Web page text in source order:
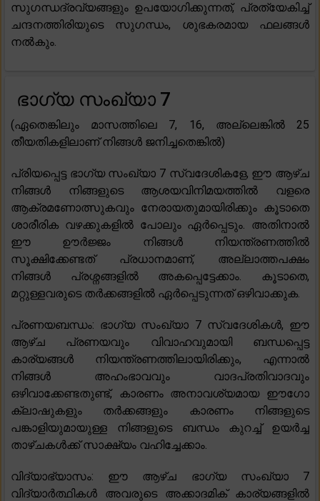
സുഗന്ധദ്രവ്യങ്ങളും ഉപയോഗിക്കുന്നത്, പ്രത്യേകിച്ച്
ചന്ദനത്തിരിയുടെ സുഗന്ധം, ശുഭകരമായ ഫലങ്ങൾ
നൽകും.
ഭാഗ്യ സംഖ്യാ 7
(ഏതെങ്കിലും മാസത്തിലെ 7, 16, അല്ലെങ്കിൽ 25
തീയതികളിലാണ് നിങ്ങൾ ജനിച്ചതെങ്കിൽ)
പ്രിയപ്പെട്ട ഭാഗ്യ സംഖ്യാ 7 സ്വദേശികളേ, ഈ ആഴ്ച
നിങ്ങൾ നിങ്ങളുടെ ആശയവിനിമയത്തിൽ വളരെ
ആക്രമണോത്സുകവും നേരായതുമായിരിക്കും കൂടാതെ
ശാരീരിക വഴക്കുകളിൽ പോലും ഏർപ്പെടും. അതിനാൽ
ഈ ഊർജ്ജം നിങ്ങൾ നിയന്ത്രണത്തിൽ
സൂക്ഷിക്കേണ്ടത് പ്രധാനമാണ്, അല്ലാത്തപക്ഷം
നിങ്ങൾ പ്രശ്നങ്ങളിൽ അകപ്പെട്ടേക്കാം. കൂടാതെ,
മറ്റുള്ളവരുടെ തർക്കങ്ങളിൽ ഏർപ്പെടുന്നത് ഒഴിവാക്കുക.
പ്രണയബന്ധം: ഭാഗ്യ സംഖ്യാ 7 സ്വദേശികൾ, ഈ
ആഴ്ച പ്രണയവും വിവാഹവുമായി ബന്ധപ്പെട്ട
കാര്യങ്ങൾ നിയന്ത്രണത്തിലായിരിക്കും, എന്നാൽ
നിങ്ങൾ അഹംഭാവവും വാദപ്രതിവാദവും
ഒഴിവാക്കേണ്ടതുണ്ട്, കാരണം അനാവശ്യമായ ഈഗോ
ക്ലാഷുകളും തർക്കങ്ങളും കാരണം നിങ്ങളുടെ
പങ്കാളിയുമായുള്ള നിങ്ങളുടെ ബന്ധം കുറച്ച് ഉയർച്ച
താഴ്ചകൾക്ക് സാക്ഷ്യം വഹിച്ചേക്കാം.
വിദ്യാഭ്യാസം: ഈ ആഴ്‌ച ഭാഗ്യ സംഖ്യാ 7
വിദ്യാർത്ഥികൾ അവരുടെ അക്കാദമിക് കാര്യങ്ങളിൽ